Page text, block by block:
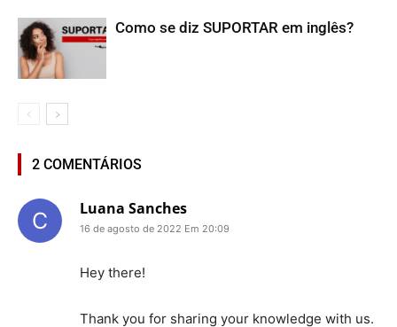
Como se diz SUPORTAR em inglês?
2 COMENTÁRIOS
Luana Sanches
16 de agosto de 2022 Em 20:09
Hey there!
Thank you for sharing your knowledge with us.